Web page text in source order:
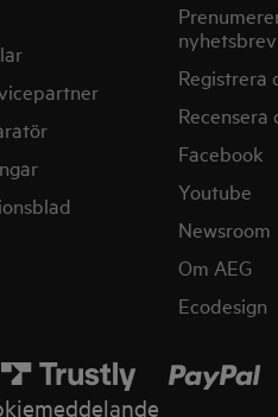
nyhetsbrev
Registrera
Facebook
Youtube
Newsroom
Om AEG
Ecodesign